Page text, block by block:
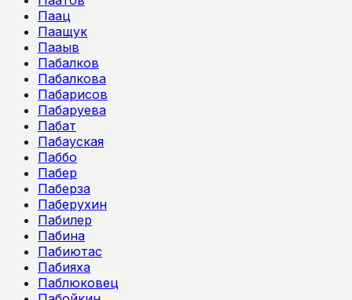
Паац
Паащук
Пааыв
Пабалков
Пабалкова
Пабарисов
Пабаруева
Пабат
Пабауская
Паббо
Пабер
Паберза
Паберухин
Пабилер
Пабина
Пабиютас
Пабияха
Паблюковец